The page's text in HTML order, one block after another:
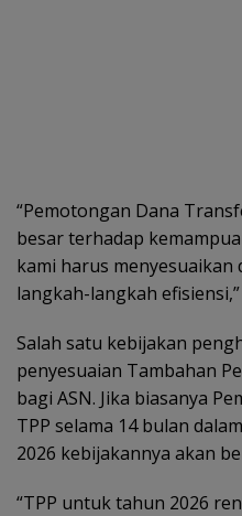
“Pemotongan Dana
besar terhadap
kami harus
langkah-langkah
Salah satu kebijakan
penyesuaian Tambahan
bagi ASN. Jika biasanya
TPP selama 14 bulan
2026 kebijakannya akan
“TPP untuk tahun 2026